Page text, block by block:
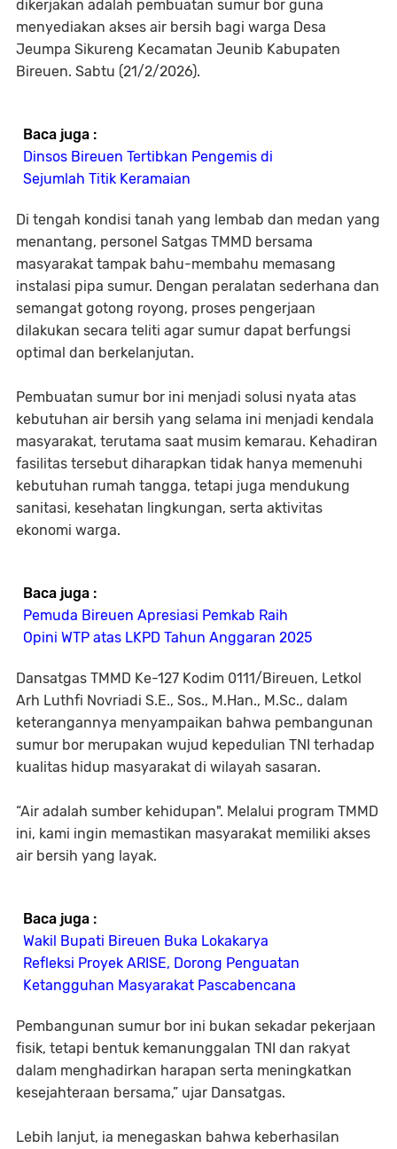
dikerjakan adalah pembuatan sumur bor guna
menyediakan akses air bersih bagi warga Desa
Jeumpa Sikureng Kecamatan Jeunib Kabupaten
Bireuen. Sabtu (21/2/2026).
Baca juga :
Dinsos Bireuen Tertibkan Pengemis di
Sejumlah Titik Keramaian
Di tengah kondisi tanah yang lembab dan medan yang
menantang, personel Satgas TMMD bersama
masyarakat tampak bahu-membahu memasang
instalasi pipa sumur. Dengan peralatan sederhana dan
semangat gotong royong, proses pengerjaan
dilakukan secara teliti agar sumur dapat berfungsi
optimal dan berkelanjutan.
Pembuatan sumur bor ini menjadi solusi nyata atas
kebutuhan air bersih yang selama ini menjadi kendala
masyarakat, terutama saat musim kemarau. Kehadiran
fasilitas tersebut diharapkan tidak hanya memenuhi
kebutuhan rumah tangga, tetapi juga mendukung
sanitasi, kesehatan lingkungan, serta aktivitas
ekonomi warga.
Baca juga :
Pemuda Bireuen Apresiasi Pemkab Raih
Opini WTP atas LKPD Tahun Anggaran 2025
Dansatgas TMMD Ke-127 Kodim 0111/Bireuen, Letkol
Arh Luthfi Novriadi S.E., Sos., M.Han., M.Sc., dalam
keterangannya menyampaikan bahwa pembangunan
sumur bor merupakan wujud kepedulian TNI terhadap
kualitas hidup masyarakat di wilayah sasaran.
“Air adalah sumber kehidupan". Melalui program TMMD
ini, kami ingin memastikan masyarakat memiliki akses
air bersih yang layak.
Baca juga :
Wakil Bupati Bireuen Buka Lokakarya
Refleksi Proyek ARISE, Dorong Penguatan
Ketangguhan Masyarakat Pascabencana
Pembangunan sumur bor ini bukan sekadar pekerjaan
fisik, tetapi bentuk kemanunggalan TNI dan rakyat
dalam menghadirkan harapan serta meningkatkan
kesejahteraan bersama,” ujar Dansatgas.
Lebih lanjut, ia menegaskan bahwa keberhasilan